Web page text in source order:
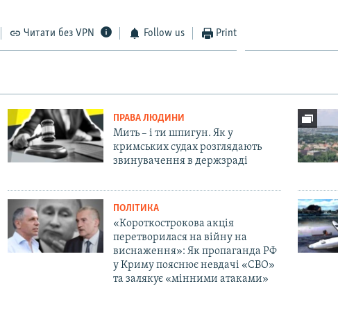
Читати без VPN Follow us Print
ПРАВА ЛЮДИНИ
Мить – і ти шпигун. Як у
кримських судах розглядають
звинувачення в держзраді
ПОЛІТИКА
«Короткострокова акція
перетворилася на війну на
виснаження»: Як пропаганда РФ
у Криму пояснює невдачі «СВО»
та залякує «мінними атаками»